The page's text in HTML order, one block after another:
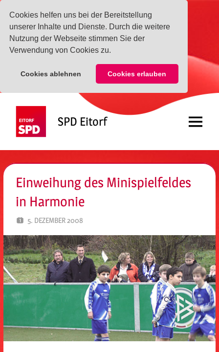
Cookies helfen uns bei der Bereitstellung
unserer Inhalte und Dienste. Durch die weitere
Nutzung der Webseite stimmen Sie der
Verwendung von Cookies zu.
Cookies ablehnen Cookies erlauben
springen
SPD Eitorf Menü
Einweihung des Minispielfeldes
in Harmonie
5. DEZEMBER 2008